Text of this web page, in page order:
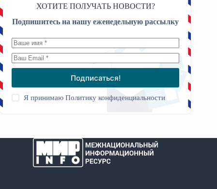
ХОТИТЕ ПОЛУЧАТЬ НОВОСТИ?
Подпишитесь на нашу еженедельную рассылку
Подписаться!
Я принимаюПолитику конфиденциальности